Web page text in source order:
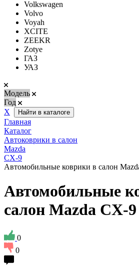
Volkswagen
Volvo
Voyah
XCITE
ZEEKR
Zotye
ГАЗ
УАЗ
Модель
Год
Х
Найти в каталоге
Главная
Каталог
Автоковрики в салон
Mazda
CX-9
Автомобильные коврики в салон
Автомобильные
салон Mazda CX-9
0
0